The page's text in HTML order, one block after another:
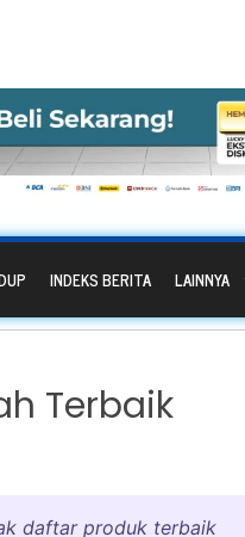
INDEKS BERITA LAINNYA
Terbaik
daftar produk terbaik